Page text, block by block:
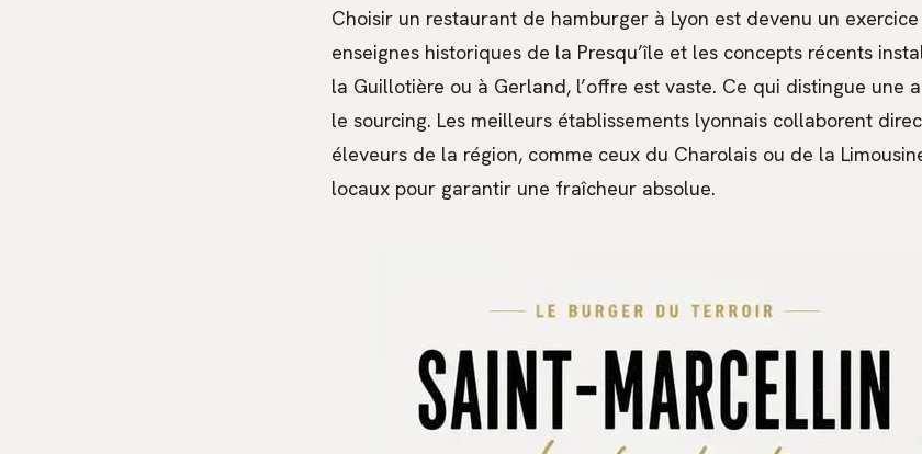
Choisir un restaurant de hamburger à Lyon est devenu un
enseignes historiques de la Presqu’île et les concepts récents
la Guillotière ou à Gerland, l’offre est vaste. Ce qui distingue une
le sourcing. Les meilleurs établissements lyonnais collaborent
éleveurs de la région, comme ceux du Charolais ou de la
locaux pour garantir une fraîcheur absolue.